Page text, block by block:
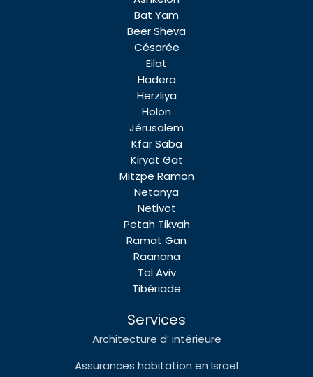
Bat Yam
Beer Sheva
Césarée
Eilat
Hadera
Herzliya
Holon
Jérusalem
Kfar Saba
Kiryat Gat
Mitzpe Ramon
Netanya
Netivot
Petah Tikvah
Ramat Gan
Raanana
Tel Aviv
Tibériade
Services
Architecture d’ intérieure
Assurances habitation en Israel